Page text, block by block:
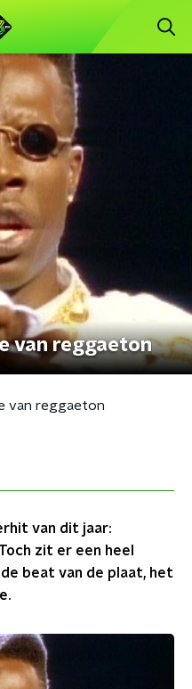
van reggaeton
van reggaeton
van dit jaar:
zit er een heel
beat van de plaat, het